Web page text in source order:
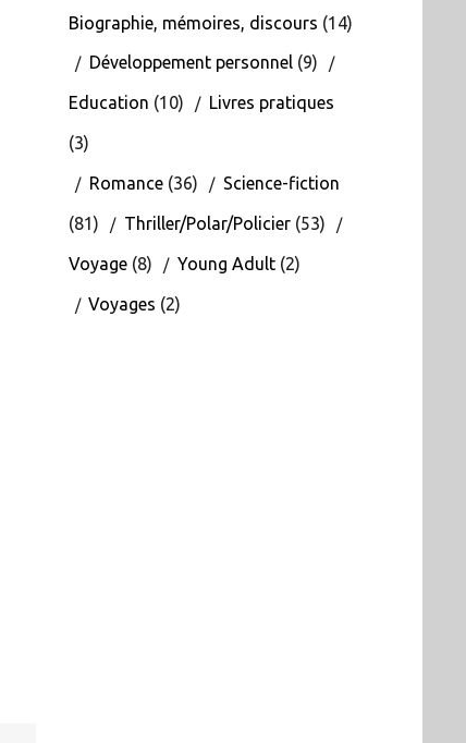
Biographie, mémoires, discours (14)
Développement personnel(9)
Education (10) Livres pratiques
(3)
Romance(36) Science-fiction
(81) Thriller/Polar/Policier(53)
Voyage(8) Young Adult(2)
Voyages (2)